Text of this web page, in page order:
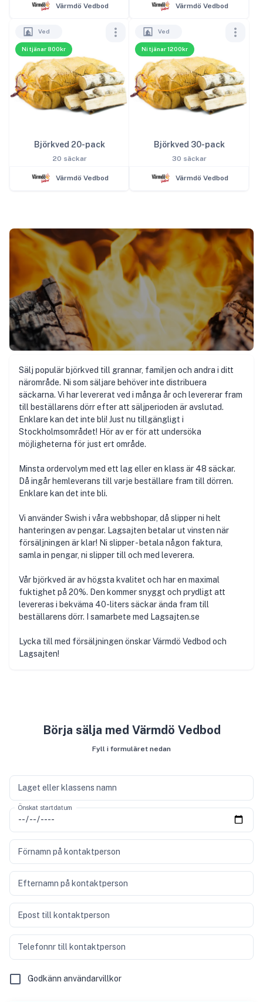
Värmdö Vedbod Värmdö Vedbod
Ni tjänar 800kr
Ved
Björkved 20-pack
20 säckar
Värmdö Vedbod
Ni tjänar 1200kr
Ved
Björkved 30-pack
30 säckar
Värmdö Vedbod
Sälj populär björkved till grannar, familjen och andra i ditt
närområde. Ni som säljare behöver inte distribuera
säckarna. Vi har levererat ved i många år och levererar fram
till beställarens dörr efter att säljperioden är avslutad.
Enklare kan det inte bli! Just nu tillgängligt i
Stockholmsområdet! Hör av er för att undersöka
möjligheterna för just ert område.
Minsta ordervolym med ett lag eller en klass är 48 säckar.
Då ingår hemleverans till varje beställare fram till dörren.
Enklare kan det inte bli.
Vi använder Swish i våra webbshopar, då slipper ni helt
hanteringen av pengar. Lagsajten betalar ut vinsten när
försäljningen är klar! Ni slipper - betala någon faktura,
samla in pengar, ni slipper till och med leverera.
Vår björkved är av högsta kvalitet och har en maximal
fuktighet på 20%. Den kommer snyggt och prydligt att
levereras i bekväma 40-liters säckar ända fram till
beställarens dörr. I samarbete med Lagsajten.se
Lycka till med försäljningen önskar Värmdö Vedbod och
Lagsajten!
Börja sälja med Värmdö Vedbod
Fyll i formuläret nedan
Laget eller klassens namn
Önskat startdatum
Förnamn på kontaktperson
Efternamn på kontaktperson
Epost till kontaktperson
Telefonnr till kontaktperson
Godkänn användarvillkor